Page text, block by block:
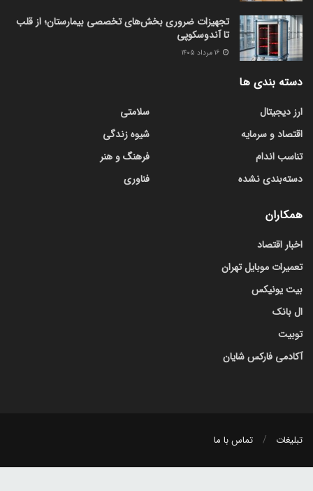
تجهیزات ضروری بخش‌های تخصصی بیمارستان؛ از قلب
تا آندوسکوپی
دسته بندی ها
ارز دیجیتال
اقتصاد و سرمایه
تناسب اندام
دسته‌بندی نشده
سلامتی
شیوه زندگی
فرهنگ و هنر
فناوری
همکاران
اخبار اقتصاد
تعمیرات موبایل تهران
بیت یونیکس
ال بانک
توبیت
آکادمی فارکس شایان
تبلیغات تماس با ما